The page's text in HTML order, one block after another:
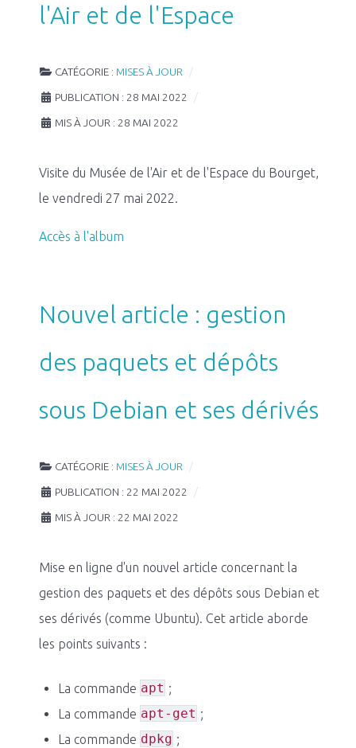
l'Air et de l'Espace
CATÉGORIE : MISES À JOUR
PUBLICATION : 28 MAI 2022
MIS À JOUR : 28 MAI 2022
Visite du Musée de l'Air et de l'Espace du Bourget,
le vendredi 27 mai 2022.
Accès à l'album
Nouvel article : gestion
des paquets et dépôts
sous Debian et ses dérivés
CATÉGORIE : MISES À JOUR
PUBLICATION : 22 MAI 2022
MIS À JOUR : 22 MAI 2022
Mise en ligne d'un nouvel article concernant la
gestion des paquets et des dépôts sous Debian et
ses dérivés (comme Ubuntu). Cet article aborde
les points suivants :
La commande apt ;
La commande apt-get ;
La commande dpkg ;